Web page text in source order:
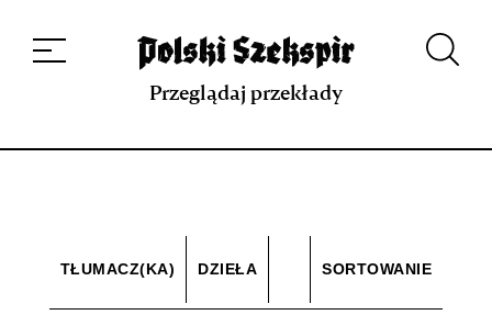
projekcie
Kontakt Indeks strony Aplikacja
Repozytorium XIX w.
Przeglądaj przekłady
TŁUMACZ(KA) DZIEŁA SORTOWANIE